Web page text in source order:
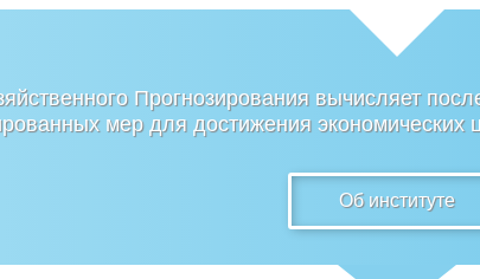
Прогнозирования вычисляет
мер для достижения экономических
Об институте